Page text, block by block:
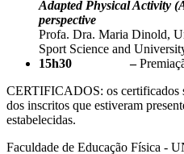
Adapted Physical Activity
perspective
Profa. Dra. Maria Dinold,
Sport Science and
15h30 –
CERTIFICADOS: os certificados
dos inscritos que estiveram
estabelecidas.
Faculdade de Educação Física -